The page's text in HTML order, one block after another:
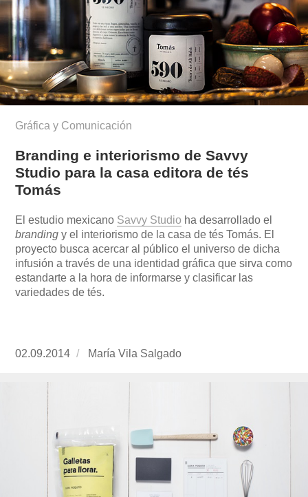
Gráfica y Comunicación
Branding e interiorismo de Savvy
Studio para la casa editora de tés
Tomás
El estudio mexicano Savvy Studio ha desarrollado el
branding y el interiorismo de la casa de tés Tomás. El
proyecto busca acercar al público el universo de dicha
infusión a través de una identidad gráfica que sirva como
estandarte a la hora de informarse y clasificar las
variedades de tés.
Publicado
02.09.2014 https://www.experimenta.es/author/mariavila/
María Vila Salgado